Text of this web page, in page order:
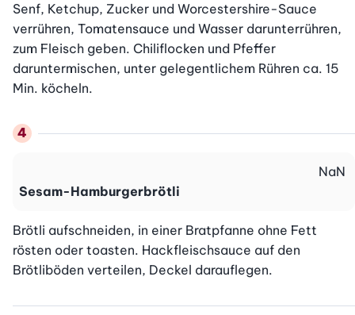
Senf, Ketchup, Zucker und Worcestershire-Sauce
verrühren, Tomatensauce und Wasser darunterrühren,
zum Fleisch geben. Chiliflocken und Pfeffer
daruntermischen, unter gelegentlichem Rühren ca. 15
Min. köcheln.
Sesam-Hamburgerbrötli
NaN
Brötli aufschneiden, in einer Bratpfanne ohne Fett
rösten oder toasten. Hackfleischsauce auf den
Brötliböden verteilen, Deckel darauflegen.